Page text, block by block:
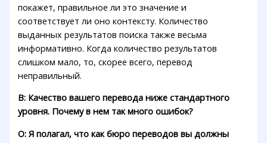
покажет, правильное ли это значение и
соответствует ли оно контексту. Количество
выданных результатов поиска также весьма
информативно. Когда количество результатов
слишком мало, то, скорее всего, перевод
неправильный.
В: Качество вашего перевода ниже стандартного
уровня. Почему в нем так много ошибок?
О: Я полагал, что как бюро переводов вы должны